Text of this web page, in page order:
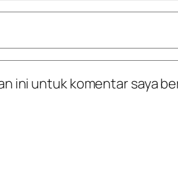
ini untuk komentar saya